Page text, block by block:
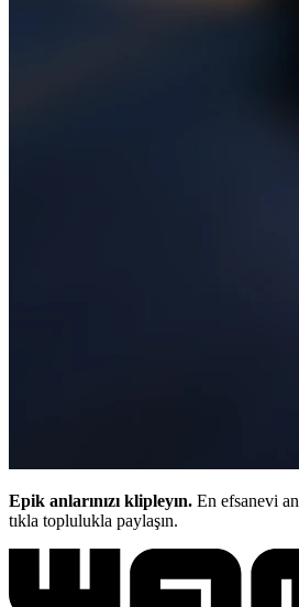
Epik anlarınızı klipleyın. En efsanevi
tıkla toplulukla paylaşın.